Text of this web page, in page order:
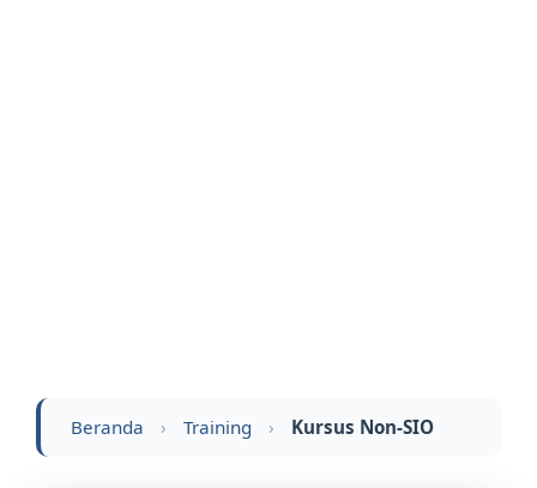
Beranda › Training › Kursus Non-SIO